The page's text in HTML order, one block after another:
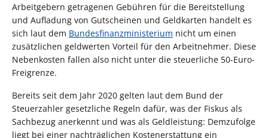
Arbeitgebern getragenen Gebühren für die Bereitstellung
und Aufladung von Gutscheinen und Geldkarten handelt es
sich laut dem Bundesfinanzministerium nicht um einen
zusätzlichen geldwerten Vorteil für den Arbeitnehmer. Diese
Nebenkosten fallen also nicht unter die steuerliche 50-Euro-
Freigrenze.
Bereits seit dem Jahr 2020 gelten laut dem Bund der
Steuerzahler gesetzliche Regeln dafür, was der Fiskus als
Sachbezug anerkennt und was als Geldleistung: Demzufolge
liegt bei einer nachträglichen Kostenerstattung ein